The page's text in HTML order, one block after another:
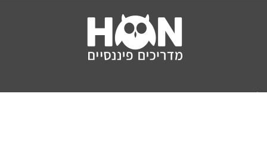
נושאים
מדריכים